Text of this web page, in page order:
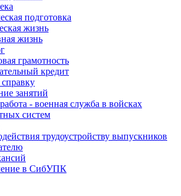
подготовка
жизнь
жизнь
грамотность
кредит
справку
занятий
- военная служба в войсках
систем
трудоустройству выпускников
в СибУПК